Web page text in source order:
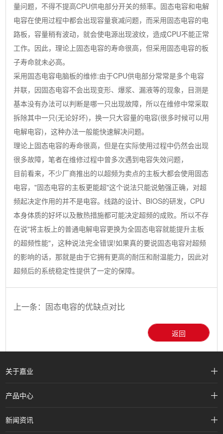
量问题，不得不提高CPU供电部分开关的频率。固态电容和电解
电容在使用过程中都会出现容量衰减问题，而采用固态电容的电
路板，容量稍有波动，就会使电源出现波纹，造成CPU不能正常
工作。因此，理论上固态电容的寿命很高，但采用固态电容的板
子寿命就未必高。
采用固态电容电脑板的维修:由于CPU供电部分常常是多个电容
并联，因固态电容不会出现变形、爆浆、漏液等的现象，目测是
基本没有办法可以判断是哪一只出现故障，所以在维修中常采取
拆除其中一只(无论好坏)，换一只大容量的电容(很多时候可以用
电解电容)，这种办法一般能快速解决问题。
理论上固态电容的寿命很高，但是在实际使用过程中仍然会出现
很多故障，笔者在维修过程中曾多次遇到电容失效问题，
目前看来，不少厂商推出的以超频为卖点的主板大都会使用固态
电容，"固态电容的主板更能超"这个说法只能说勉强正确，对超
频起决定作用的并不是电容。线路的设计、BIOS的研发，CPU
本身体质的好坏以及散热措施都可能决定超频的成败。所以不存
在说"将主板上的普通电解电容更换为全固态电容就能提升主板
的超频性能"，这种说法完全错误!如果真的要说固态电容对超频
的影响的话，那就是由于它拥有更高的耐压和耐温能力，因此对
超频后的系统稳定性提供了一定的保障。
上一条： 固态电容的优缺点对比
返回
关于嘉业
产品中心
新闻资讯